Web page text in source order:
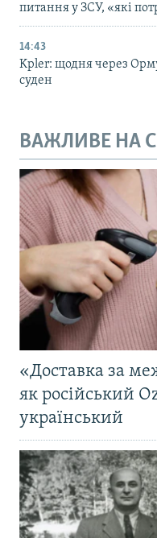
питання у ЗСУ, «які
14:43
Kpler: щодня через
суден
ВАЖЛИВЕ НА
«Доставка за
як російський
український